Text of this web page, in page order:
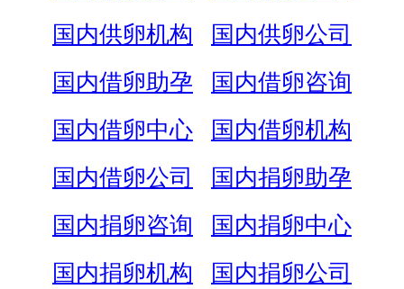
国内供卵机构
国内供卵公司
国内借卵助孕
国内借卵咨询
国内借卵中心
国内借卵机构
国内借卵公司
国内捐卵助孕
国内捐卵咨询
国内捐卵中心
国内捐卵机构
国内捐卵公司